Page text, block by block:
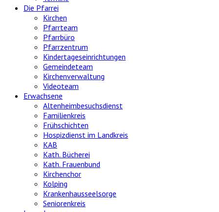
Die Pfarrei
Kirchen
Pfarrteam
Pfarrbüro
Pfarrzentrum
Kindertageseinrichtungen
Gemeindeteam
Kirchenverwaltung
Videoteam
Erwachsene
Altenheimbesuchsdienst
Familienkreis
Frühschichten
Hospizdienst im Landkreis
KAB
Kath. Bücherei
Kath. Frauenbund
Kirchenchor
Kolping
Krankenhausseelsorge
Seniorenkreis